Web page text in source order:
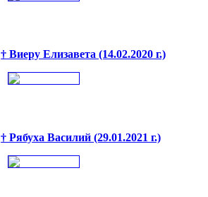
† Виеру Елизавета (14.02.2020 г.)
† Рябуха Василий (29.01.2021 г.)